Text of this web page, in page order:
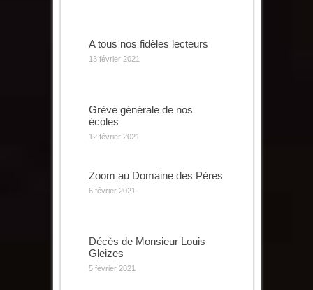
A tous nos fidèles lecteurs
13 février 2021
Grève générale de nos
écoles
12 février 2021
Zoom au Domaine des Pères
6 février 2021
Décès de Monsieur Louis
Gleizes
5 février 2021